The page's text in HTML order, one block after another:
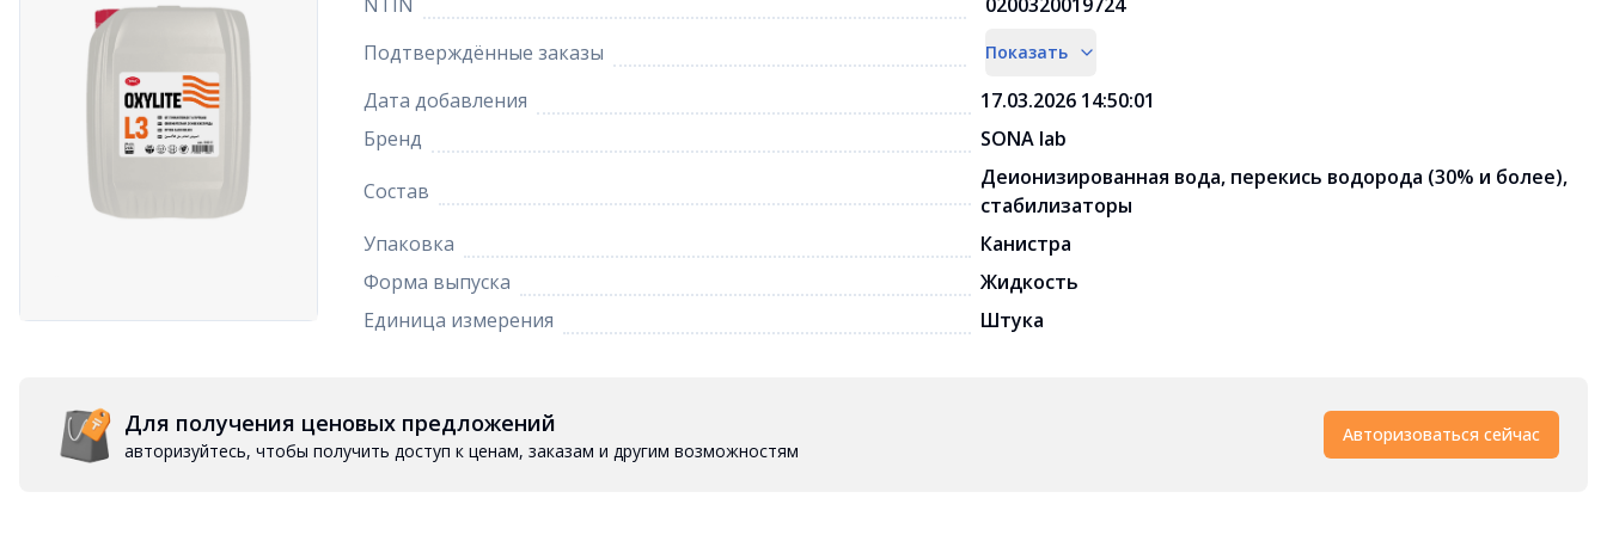
Подтверждённые заказы
Показать
Дата добавления
17.03.2026 14:50:01
Бренд
SONA lab
Состав
Деионизированная вода, перекись водорода (30% и более),
стабилизаторы
Упаковка
Канистра
Форма выпуска
Жидкость
Единица измерения
Штука
Для получения ценовых предложений
авторизуйтесь, чтобы получить доступ к ценам, заказам и другим возможностям
Авторизоваться сейчас